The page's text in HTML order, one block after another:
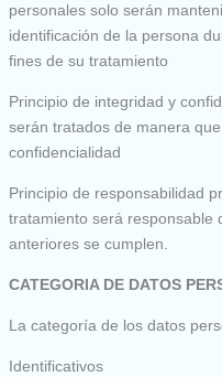
personales solo serán
identificación de la persona
fines de su tratamiento
Principio de integridad y
serán tratados de manera
confidencialidad
Principio de responsabilidad
tratamiento será responsable
anteriores se cumplen.
CATEGORIA DE DATOS
La categoría de los datos
Identificativos